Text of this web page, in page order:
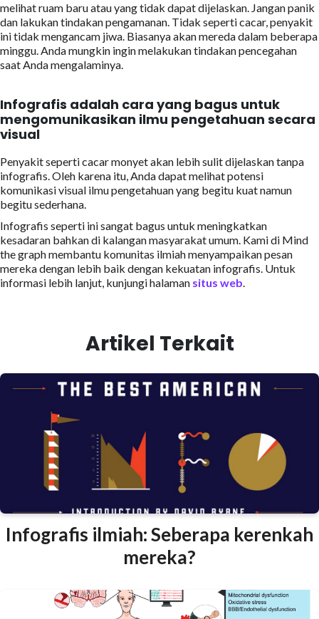
melihat ruam baru atau yang tidak dapat dijelaskan. Jangan panik
dan lakukan tindakan pengamanan. Tidak seperti cacar, penyakit
ini tidak mengancam jiwa. Biasanya akan mereda dalam beberapa
minggu. Anda mungkin ingin melakukan tindakan pencegahan
saat Anda mengalaminya.
Infografis adalah cara yang bagus untuk
mengomunikasikan ilmu pengetahuan secara
visual
Penyakit seperti cacar monyet akan lebih sulit dijelaskan tanpa
infografis. Oleh karena itu, Anda dapat melihat potensi
komunikasi visual ilmu pengetahuan yang begitu kuat namun
begitu sederhana.
Infografis seperti ini sangat bagus untuk meningkatkan
kesadaran bahkan di kalangan masyarakat umum. Kami di Mind
the graph membantu komunitas ilmiah menyampaikan pesan
mereka dengan lebih baik dengan kekuatan infografis. Untuk
informasi lebih lanjut, kunjungi halaman situs web
Artikel Terkait
Infografis ilmiah: Seberapa kerenkah
mereka?